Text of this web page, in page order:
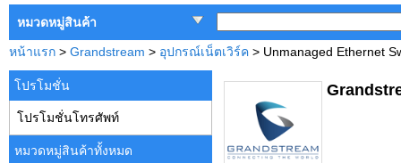
หมวดหมู่สินค้า
หน้าแรก > Grandstream > อุปกรณ์เน็ตเวิร์ค > Unmanaged Ethernet
โปรโมชั่น
โปรโมชั่นโทรศัพท์
หมวดหมู่สินค้าทั้งหมด